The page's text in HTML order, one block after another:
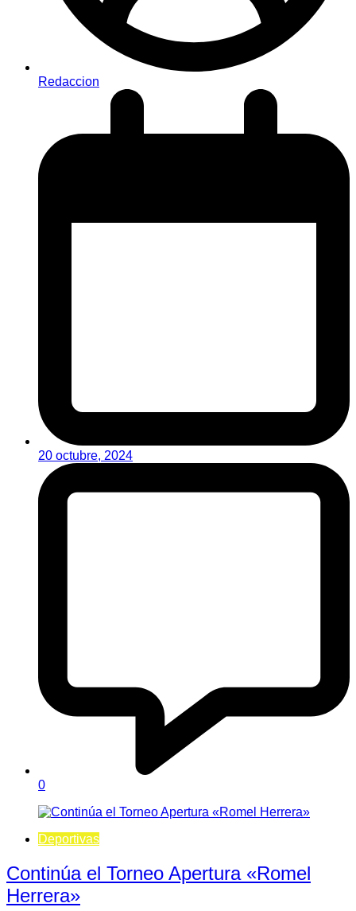
Redaccion
20 octubre, 2024
0
Deportivas
Continúa el Torneo Apertura «Romel
Herrera»